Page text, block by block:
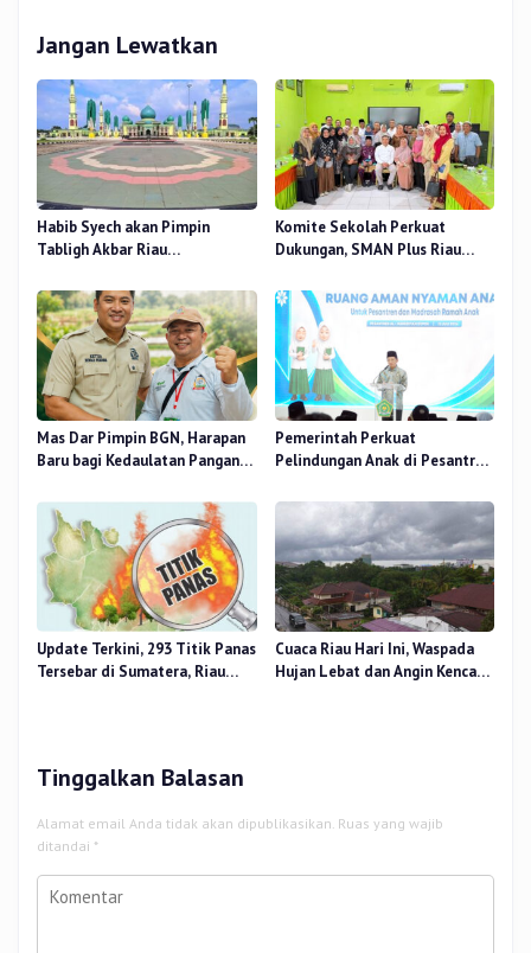
Jangan Lewatkan
Habib Syech akan Pimpin
Tabligh Akbar Riau
Nur, Besok
Komite Sekolah Perkuat
Dukungan, SMAN Plus Riau
Pendidikan
Mas Dar Pimpin BGN, Harapan
Baru bagi Kedaulatan Pangan
Pemerintah Perkuat
Pelindungan Anak di Pesantren
RANA
Update Terkini, 293 Titik Panas
Tersebar di Sumatera, Riau
Cuaca Riau Hari Ini, Waspada
Hujan Lebat dan Angin Kencang
Tinggalkan Balasan
Alamat email Anda tidak akan dipublikasikan. Ruas yang wajib
ditandai *